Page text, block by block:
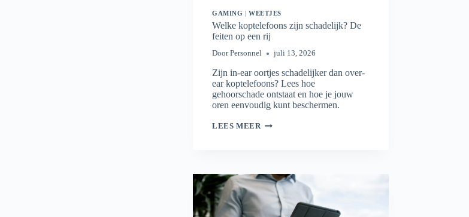
GAMING |WEETJES
Welke koptelefoons zijn schadelijk? De
feiten op een rij
Door Personnel juli 13, 2026
Zijn in-ear oortjes schadelijker dan over-
ear koptelefoons? Lees hoe
gehoorschade ontstaat en hoe je jouw
oren eenvoudig kunt beschermen.
LEES MEER WELKE
OP
EEN